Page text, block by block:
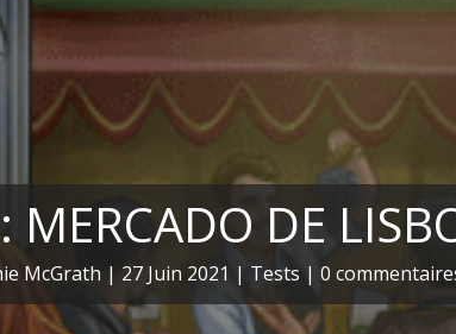
MERCADO DE
McGrath | 27 Juin 2021 | Tests | 0